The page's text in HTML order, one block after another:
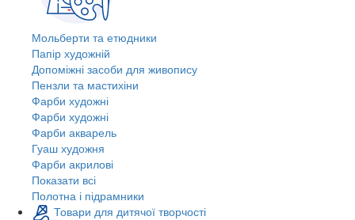
Мольберти та етюдники
Папір художній
Допоміжні засоби для живопису
Пензли та мастихіни
Фарби художні
Фарби художні
Фарби акварель
Гуаш художня
Фарби акрилові
Показати всі
Полотна і підрамники
Товари для дитячої творчості